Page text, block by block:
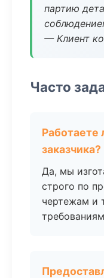
партию
— Клиент
Часто
Работаете
заказчика?
Да, мы
строго по
чертежам и